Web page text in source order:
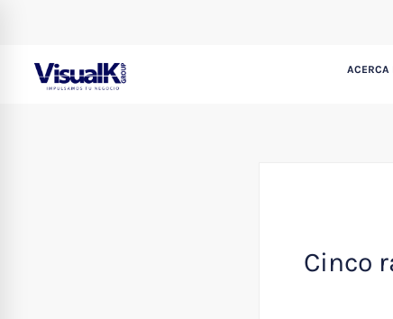
ACERCA
Cinco